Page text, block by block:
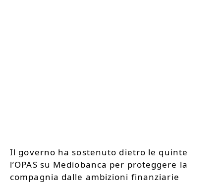
Il governo ha sostenuto dietro le quinte
l’OPAS su Mediobanca per proteggere la
compagnia dalle ambizioni finanziarie